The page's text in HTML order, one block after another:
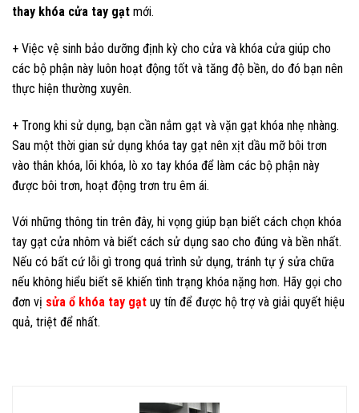
thay khóa cửa tay gạt mới.
+ Việc vệ sinh bảo dưỡng định kỳ cho cửa và khóa cửa giúp cho
các bộ phận này luôn hoạt động tốt và tăng độ bền, do đó bạn nên
thực hiện thường xuyên.
+ Trong khi sử dụng, bạn cần nắm gạt và vặn gạt khóa nhẹ nhàng.
Sau một thời gian sử dụng khóa tay gạt nên xịt dầu mỡ bôi trơn
vào thân khóa, lõi khóa, lò xo tay khóa để làm các bộ phận này
được bôi trơn, hoạt động trơn tru êm ái.
Với những thông tin trên đây, hi vọng giúp bạn biết cách chọn khóa
tay gạt cửa nhôm và biết cách sử dụng sao cho đúng và bền nhất.
Nếu có bất cứ lỗi gì trong quá trình sử dụng, tránh tự ý sửa chữa
nếu không hiểu biết sẽ khiến tình trạng khóa nặng hơn. Hãy gọi cho
đơn vị sửa ổ khóa tay gạt uy tín để được hộ trợ và giải quyết hiệu
quả, triệt để nhất.